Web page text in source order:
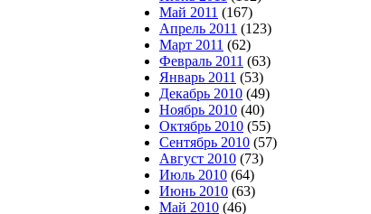
Май 2011 (167)
Апрель 2011 (123)
Март 2011 (62)
Февраль 2011 (63)
Январь 2011 (53)
Декабрь 2010 (49)
Ноябрь 2010 (40)
Октябрь 2010 (55)
Сентябрь 2010 (57)
Август 2010 (73)
Июль 2010 (64)
Июнь 2010 (63)
Май 2010 (46)